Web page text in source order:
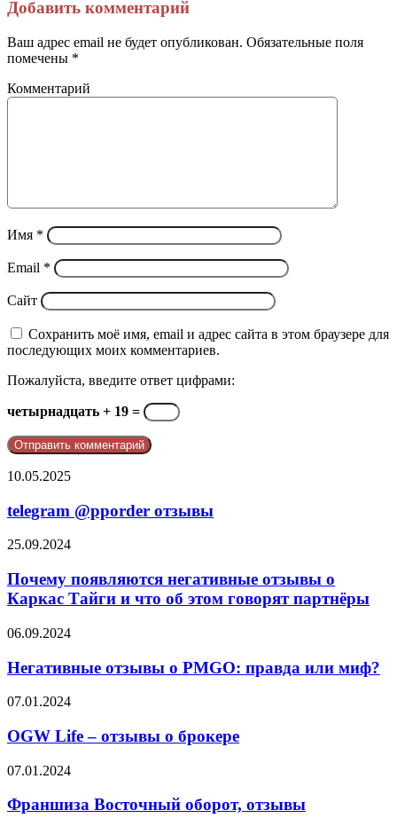
через
электронную
почту
Добавить комментарий
Ваш адрес email не будет опубликован. Обязательные поля
помечены *
Комментарий
Имя *
Email *
Сайт
Сохранить моё имя, email и адрес сайта в этом браузере для
последующих моих комментариев.
Пожалуйста, введите ответ цифрами:
четырнадцать + 19 =
telegram
отзывы
10.05.2025
telegram @pporder отзывы
Почему
негативные
отзывы
о
Тайги
что
этом
партнёры
25.09.2024
Почему появляются негативные отзывы о
Каркас Тайги и что об этом говорят партнёры
Негативные
о
PMGO:
правда
миф?
06.09.2024
Негативные отзывы о PMGO: правда или миф?
OGW
–
отзывы
о
брокере
07.01.2024
OGW Life – отзывы о брокере
Франшиза
оборот,
отзывы
07.01.2024
Франшиза Восточный оборот, отзывы